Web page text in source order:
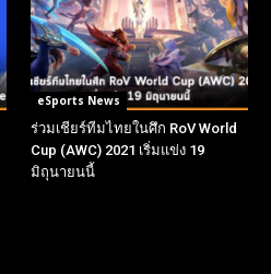
eSports News
ร่วมเชียร์ทีมไทยในศึก RoV World
Cup (AWC) 2021 เริ่มแข่ง 19
มิถุนายนนี้